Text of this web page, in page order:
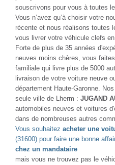
Comparer
Plus d'infos
NOUVEAUTÉ
DACIA DUSTER